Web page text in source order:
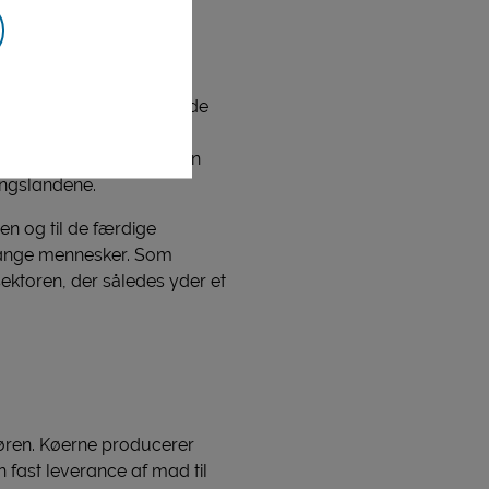
ca. 120 millioner
Her har de
til landbofamilien.
mejerier. Indtægten
og til de færdige
mennesker. Som
der således yder et
Køerne producerer
fast leverance af mad til